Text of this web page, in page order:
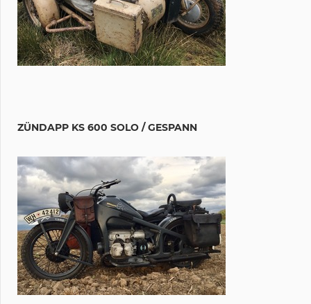
ZÜNDAPP KS 600 SOLO / GESPANN